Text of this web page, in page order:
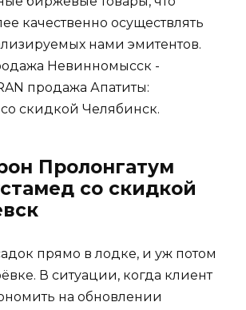
качественно осуществлять
нами эмитентов.
Невинномысск -
продажа Апатиты:
скидкой Челябинск.
Пролонгатум
со скидкой
прямо в лодке, и уж потом
В ситуации, когда клиент
на обновлении